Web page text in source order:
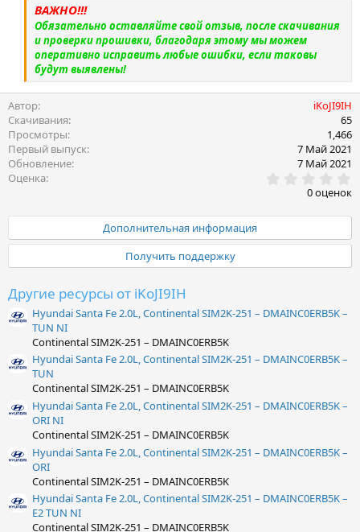
ВАЖНО!!!
Обязательно оставляйте свой отзыв, после скачивания
и проверки прошивки, благодаря этому мы можем
оперативно исправить любые ошибки, если таковы
будут выявлены!
Автор
iKoJI9IH
Скачивания
65
Просмотры
1,466
Первый выпуск
7 Май 2021
Обновление
7 Май 2021
Оценка
.
0
0
в
ё
з
0 оценок
Дополнительная информация
Получить поддержку
Другие ресурсы от iKoJI9IH
Hyundai Santa Fe 2.0L, Continental SIM2K-251 – DMAINC0ERB5K –
TUN NI
Continental SIM2K-251 – DMAINC0ERB5K
Hyundai Santa Fe 2.0L, Continental SIM2K-251 – DMAINC0ERB5K –
TUN
Continental SIM2K-251 – DMAINC0ERB5K
Hyundai Santa Fe 2.0L, Continental SIM2K-251 – DMAINC0ERB5K –
ORI NI
Continental SIM2K-251 – DMAINC0ERB5K
Hyundai Santa Fe 2.0L, Continental SIM2K-251 – DMAINC0ERB5K –
ORI
Continental SIM2K-251 – DMAINC0ERB5K
Hyundai Santa Fe 2.0L, Continental SIM2K-251 – DMAINC0ERB5K –
E2 TUN NI
Continental SIM2K-251 – DMAINC0ERB5K